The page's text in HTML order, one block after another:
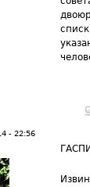
- 22:56